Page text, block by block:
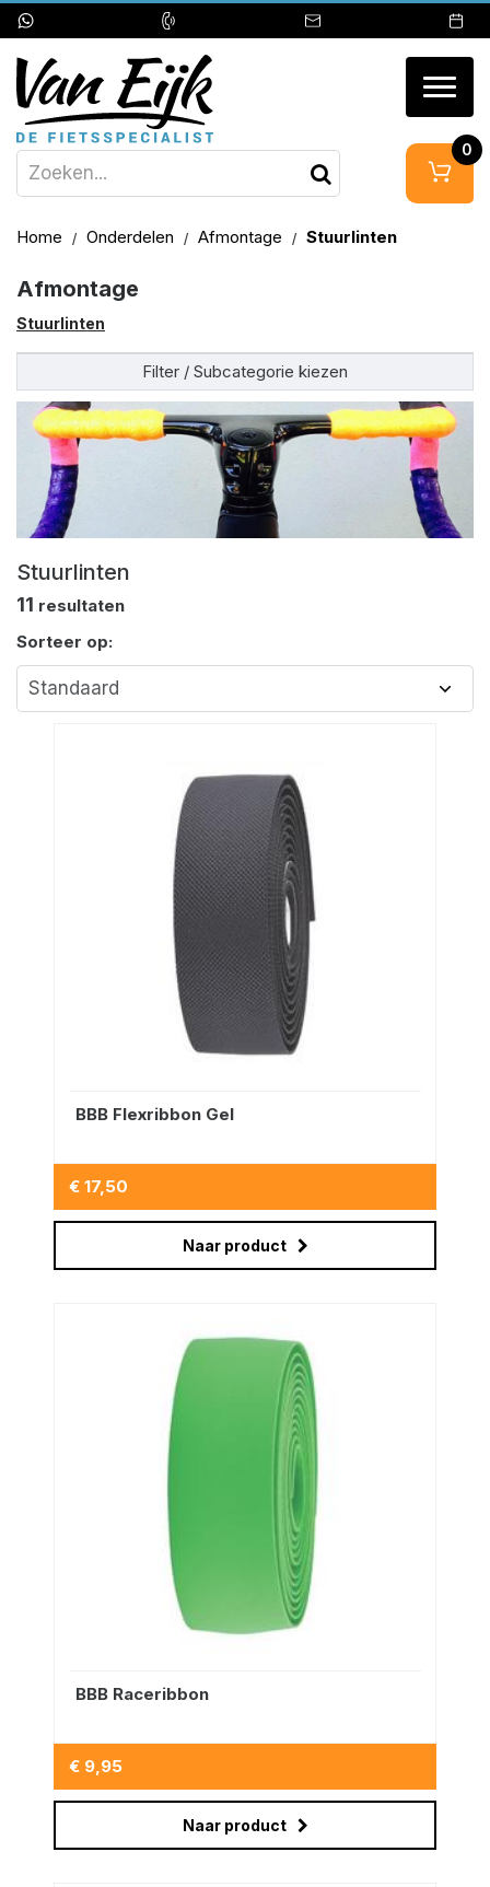
0
Home Onderdelen Afmontage Stuurlinten
Afmontage
Stuurlinten
Filter / Subcategorie kiezen
Stuurlinten
11 resultaten
Sorteer op:
BBB Flexribbon Gel
€ 17,50
Naar product
BBB Raceribbon
€ 9,95
Naar product